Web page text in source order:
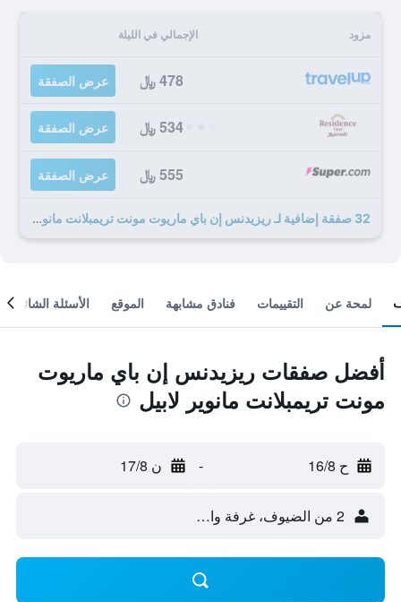
مزود الإجمالي في الليلة
478 ﷼ عرض الصفقة
534 ﷼ عرض الصفقة
555 ﷼ عرض الصفقة
32 صفقة إضافية لـ ريزيدنس إن باي ماريوت مونت تريمبلانت مانوير لابيل
لمحة عن التقييمات فنادق مشابهة الموقع الأسئلة الشائعة
أفضل صفقات ريزيدنس إن باي ماريوت
مونت تريمبلانت مانوير لابيل
ح 16/8 - ن 17/8
2 من الضيوف، غرفة واحدة